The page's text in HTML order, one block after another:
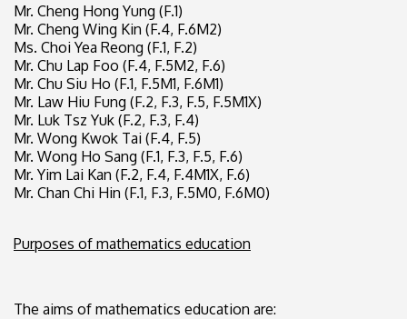
Mr. Cheng Hong Yung (F.1)
Mr. Cheng Wing Kin (F.4, F.6M2)
Ms. Choi Yea Reong (F.1, F.2)
Mr. Chu Lap Foo (F.4, F.5M2, F.6)
Mr. Chu Siu Ho (F.1, F.5M1, F.6M1)
Mr. Law Hiu Fung (F.2, F.3, F.5, F.5M1X)
Mr. Luk Tsz Yuk (F.2, F.3, F.4)
Mr. Wong Kwok Tai (F.4, F.5)
Mr. Wong Ho Sang (F.1, F.3, F.5, F.6)
Mr. Yim Lai Kan (F.2, F.4, F.4M1X, F.6)
Mr. Chan Chi Hin (F.1, F.3, F.5M0, F.6M0)
Purposes of mathematics education
The aims of mathematics education are: